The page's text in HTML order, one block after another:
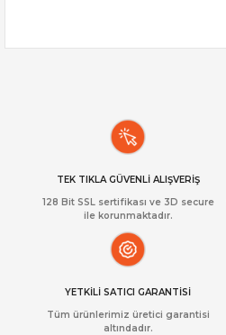
TEK TIKLA GÜVENLİ ALIŞVERİŞ
128 Bit SSL sertifikası ve 3D secure
ile korunmaktadır.
YETKİLİ SATICI GARANTİSİ
Tüm ürünlerimiz üretici garantisi
altındadır.